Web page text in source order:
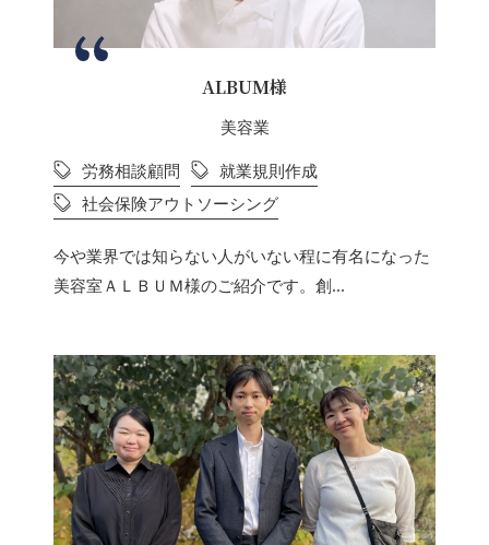
ALBUM様
美容業
労務相談顧問
就業規則作成
社会保険アウトソーシング
今や業界では知らない人がいない程に有名になった
美容室ＡＬＢＵＭ様のご紹介です。創...